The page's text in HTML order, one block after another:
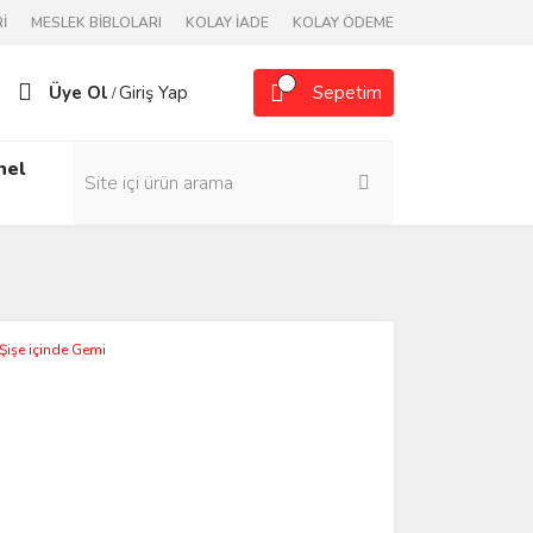
MESLEK BİBLOLARI KOLAY İADE KOLAY ÖDEME
Üye Ol /Giriş Yap Sepetim